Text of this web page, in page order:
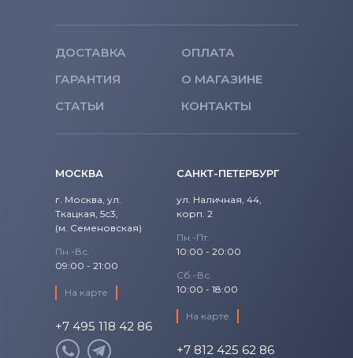
Вентиляторы (кулеры) iRu
Вентиляторы (кулеры)Roverbook
Вентиляторы (кулеры)
Универсальный
Вентиляторы (кулеры) Asus
Вентиляторы (кулеры)
Вентиляторы (кулеры)
ДОСТАВКА
ОПЛАТА
ГАРАНТИЯ
О МАГАЗИНЕ
СТАТЬИ
КОНТАКТЫ
МОСКВА
г. Москва, ул.
Ткацкая, 5с3,
(м. Семеновская)
Пн.-Вс.
09:00 - 21:00
На карте
+7 495 118 42 86
САНКТ-ПЕТЕРБУРГ
ул. Наличная, 44,
корп. 2
Пн.-Пт.
10:00 - 20:00
Сб.-Вс.
10:00 - 18:00
На карте
+7 812 425 62 86